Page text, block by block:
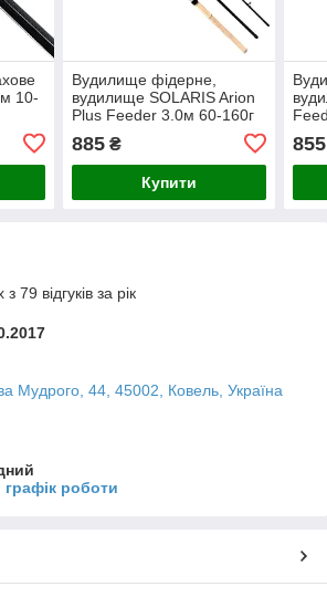
10-
Вудилище фідерне,
вудилище SOLARIS Arion
Plus Feeder 3.0м 60-160г
885₴
Купити
855
79 відгуків за рік
Мудрого, 44, 45002, Ковель, Україна
роботи